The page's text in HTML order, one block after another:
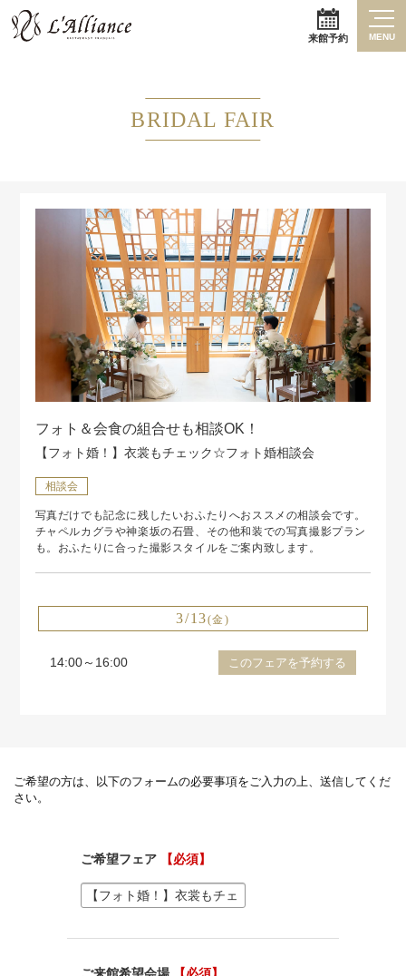
来館予約 MENU
BRIDAL FAIR
フォト＆会食の組合せも相談OK！
【フォト婚！】衣裳もチェック☆フォト婚相談会
相談会
写真だけでも記念に残したいおふたりへおススメの相談会です。
チャペルカグラや神楽坂の石畳、その他和装での写真撮影プラン
も。おふたりに合った撮影スタイルをご案内致します。
3/13(金)
14:00～16:00 このフェアを予約する